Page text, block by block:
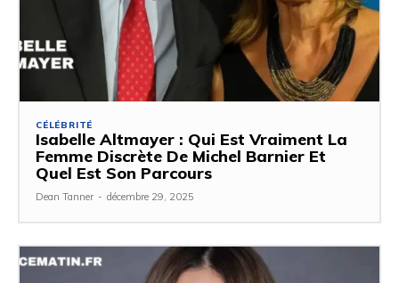
CÉLÉBRITÉ
Isabelle Altmayer : Qui Est Vraiment La
Femme Discrète De Michel Barnier Et
Quel Est Son Parcours
Dean Tanner - décembre 29, 2025